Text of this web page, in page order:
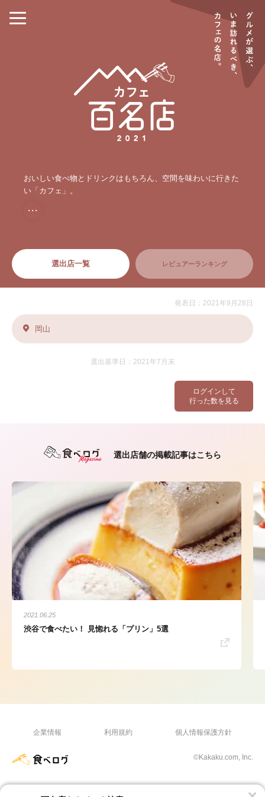
おいしい食べ物とドリンクはもちろん、空間を味わいに行きた
い「カフェ」。
・・・
選出店一覧 レビュアーランキング
ログインして
行った数を見る
発表日：2021年9月28日
岡山
選出基準日：2021年7月末
選出店舗の掲載記事はこちら
2021.06.25
渋谷で食べたい！ 見惚れる「プリン」5選
企業情報 利用規約 個人情報保護方針
©Kakaku.com, Inc.